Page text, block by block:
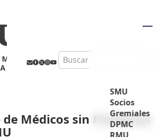
Search
SMU
Socios
Gremiales
DPMC
Médicos sin Fronteras